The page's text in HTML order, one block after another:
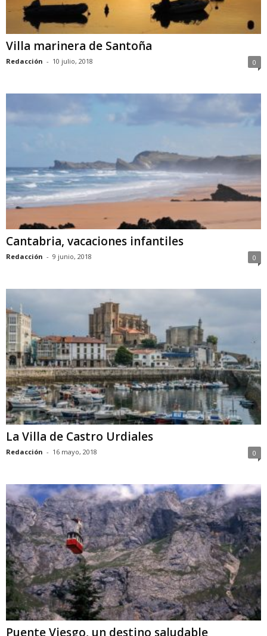
Villa marinera de Santoña
Redacción - 10 julio, 2018 0
Cantabria, vacaciones infantiles
Redacción - 9 junio, 2018 0
La Villa de Castro Urdiales
Redacción - 16 mayo, 2018 0
Puente Viesgo, un destino saludable